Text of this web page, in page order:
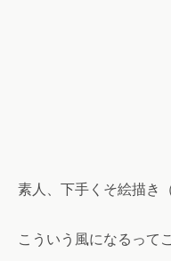
素人、下手くそ絵描き
こういう風になるって